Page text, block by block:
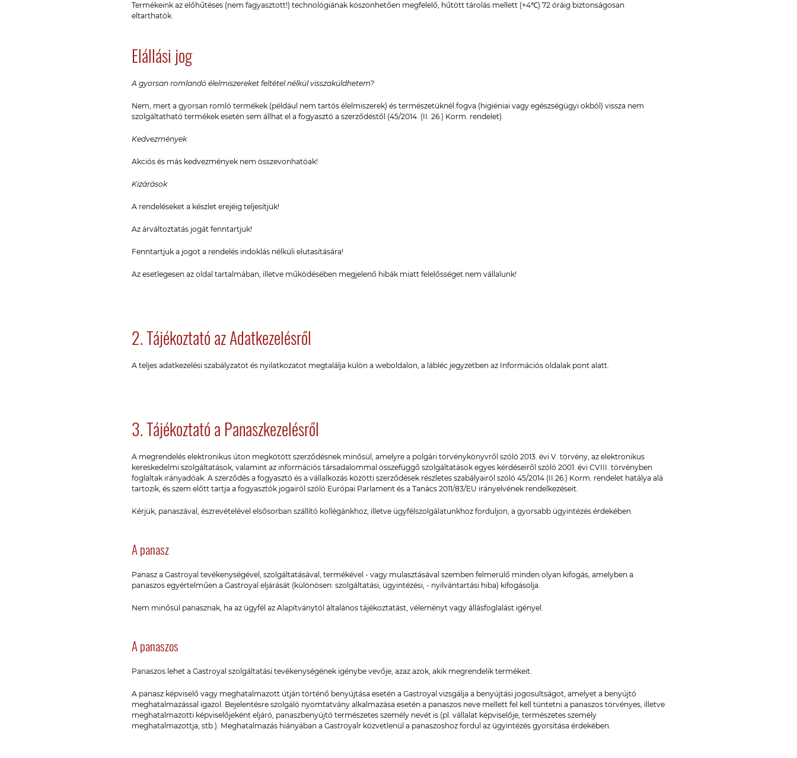
Termékeink az előhűtéses (nem fagyasztott!) technológiának köszönhetően megfelelő, hűtött tárolás mellett (+4℃) 72 óráig biztonságosan
eltarthatók.
Elállási jog
A gyorsan romlandó élelmiszereket feltétel nélkül visszaküldhetem?
Nem, mert a gyorsan romló termékek (például nem tartós élelmiszerek) és természetüknél fogva (higiéniai vagy egészségügyi okból) vissza nem
szolgáltatható termékek esetén sem állhat el a fogyasztó a szerződéstől (45/2014. (II. 26.) Korm. rendelet).
Kedvezmények
Akciós és más kedvezmények nem összevonhatóak!
Kizárások
A rendeléseket a készlet erejéig teljesítjük!
Az árváltoztatás jogát fenntartjuk!
Fenntartjuk a jogot a rendelés indoklás nélküli elutasítására!
Az esetlegesen az oldal tartalmában, illetve működésében megjelenő hibák miatt felelősséget nem vállalunk!
2. Tájékoztató az Adatkezelésről
A teljes adatkezelési szabályzatot és nyilatkozatot megtalálja külön a weboldalon, a lábléc jegyzetben az Információs oldalak pont alatt.
3. Tájékoztató a Panaszkezelésről
A megrendelés elektronikus úton megkötött szerződésnek minősül, amelyre a polgári törvénykönyvről szóló 2013. évi V. törvény, az elektronikus
kereskedelmi szolgáltatások, valamint az információs társadalommal összefüggő szolgáltatások egyes kérdéseiről szóló 2001. évi CVIII. törvényben
foglaltak irányadóak. A szerződés a fogyasztó és a vállalkozás közötti szerződések részletes szabályairól szóló 45/2014 (II.26.) Korm. rendelet hatálya alá
tartozik, és szem előtt tartja a fogyasztók jogairól szóló Európai Parlament és a Tanács 2011/83/EU irányelvének rendelkezéseit.
Kérjük, panaszával, észrevételével elsősorban szállító kollégánkhoz, illetve ügyfélszolgálatunkhoz forduljon, a gyorsabb ügyintézés érdekében.
A panasz
Panasz a Gastroyal tevékenységével, szolgáltatásával, termékével - vagy mulasztásával szemben felmerülő minden olyan kifogás, amelyben a
panaszos egyértelműen a Gastroyal eljárását (különösen: szolgáltatási, ügyintézési, - nyilvántartási hiba) kifogásolja.
Nem minősül panasznak, ha az ügyfél az Alapítványtól általános tájékoztatást, véleményt vagy állásfoglalást igényel.
A panaszos
Panaszos lehet a Gastroyal szolgáltatási tevékenységének igénybe vevője, azaz azok, akik megrendelik termékeit.
A panasz képviselő vagy meghatalmazott útján történő benyújtása esetén a Gastroyal vizsgálja a benyújtási jogosultságot, amelyet a benyújtó
meghatalmazással igazol. Bejelentésre szolgáló nyomtatvány alkalmazása esetén a panaszos neve mellett fel kell tüntetni a panaszos törvényes, illetve
meghatalmazotti képviselőjeként eljáró, panaszbenyújtó természetes személy nevét is (pl. vállalat képviselője, természetes személy
meghatalmazottja, stb.). Meghatalmazás hiányában a Gastroyalr közvetlenül a panaszoshoz fordul az ügyintézés gyorsítása érdekében.